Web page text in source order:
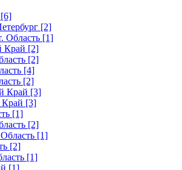
[2]
Область [1]
Край [2]
[2]
[4]
[2]
Край [3]
Край [3]
[1]
[2]
[1]
[2]
[1]
[1]